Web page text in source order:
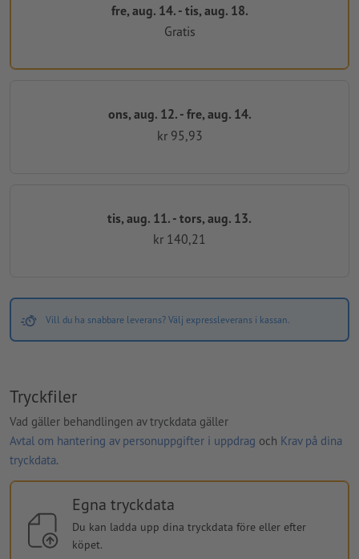
fre, aug. 14. - tis, aug. 18.
Gratis
ons, aug. 12. - fre, aug. 14.
kr 95,93
tis, aug. 11. - tors, aug. 13.
kr 140,21
Vill du ha snabbare leverans? Välj expressleverans i kassan.
Tryckfiler
Vad gäller behandlingen av tryckdata gäller
Avtal om hantering av personuppgifter i uppdrag och Krav på dina
tryckdata.
Egna tryckdata
Du kan ladda upp dina tryckdata före eller efter
köpet.